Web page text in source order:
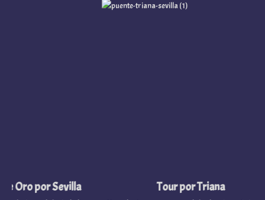
Tour por Triana
por Sevilla